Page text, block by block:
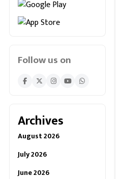
Follow us on
Archives
August 2026
July 2026
June 2026